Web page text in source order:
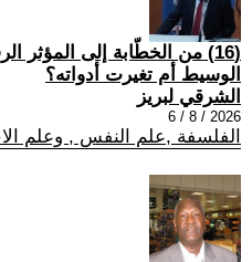
(16) من الخطّابة إلى المؤثر
الوسيط أم تغيرت أدواته؟
الشرقي لبريز
2026 / 8 / 6
الفلسفة ,علم النفس , وعلم